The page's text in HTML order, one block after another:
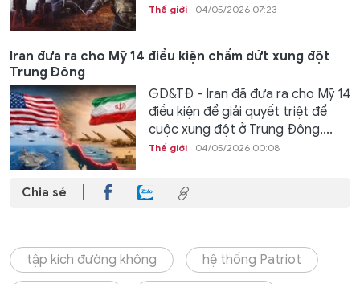
Thế giới 04/05/2026 07:23
Iran đưa ra cho Mỹ 14 điều kiện chấm dứt xung đột
Trung Đông
GD&TĐ - Iran đã đưa ra cho Mỹ 14
điều kiện để giải quyết triệt để
cuộc xung đột ở Trung Đông,...
Thế giới 04/05/2026 00:08
Chia sẻ
tập kích đường không hệ thống Patriot